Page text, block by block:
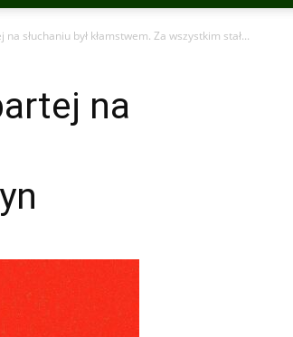
słuchaniu był kłamstwem. Za wszystkim stał...
na